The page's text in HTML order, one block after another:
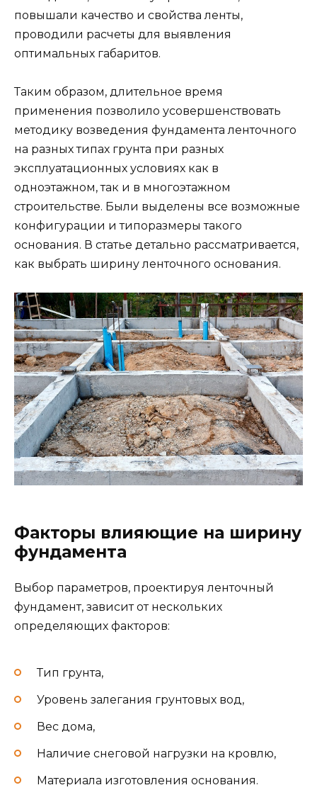
повышали качество и свойства ленты,
проводили расчеты для выявления
оптимальных габаритов.
Таким образом, длительное время
применения позволило усовершенствовать
методику возведения фундамента ленточного
на разных типах грунта при разных
эксплуатационных условиях как в
одноэтажном, так и в многоэтажном
строительстве. Были выделены все возможные
конфигурации и типоразмеры такого
основания. В статье детально рассматривается,
как выбрать ширину ленточного основания.
Факторы влияющие на ширину
фундамента
Выбор параметров, проектируя ленточный
фундамент, зависит от нескольких
определяющих факторов:
Тип грунта,
Уровень залегания грунтовых вод,
Вес дома,
Наличие снеговой нагрузки на кровлю,
Материала изготовления основания.